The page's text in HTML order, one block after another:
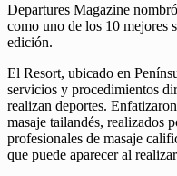
Departures Magazine
como uno de los 10 mejores
edición.
El Resort, ubicado en
servicios y procedimientos
realizan deportes.
masaje tailandés, realizados
profesionales de masaje
que puede aparecer al